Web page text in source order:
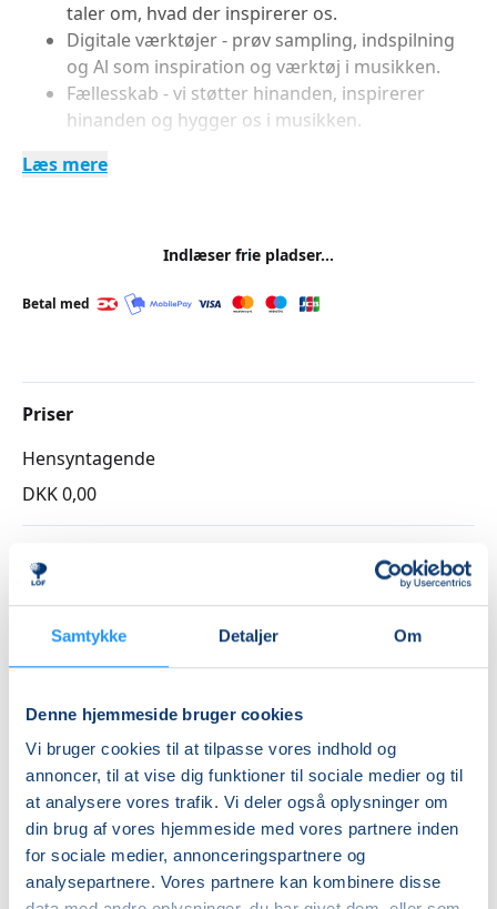
Samtykke Detaljer Om
Denne hjemmeside bruger cookies
Vi bruger cookies til at tilpasse vores indhold og
annoncer, til at vise dig funktioner til sociale medier og til
at analysere vores trafik. Vi deler også oplysninger om
din brug af vores hjemmeside med vores partnere inden
for sociale medier, annonceringspartnere og
analysepartnere. Vores partnere kan kombinere disse
taler om, hvad der inspirerer os.
Digitale værktøjer - prøv sampling, indspilning
og Al som inspiration og værktøj i musikken.
Fællesskab - vi støtter hinanden, inspirerer
hinanden og hygger os i musikken.
Sådan foregår det:
finder vores instrumenter og ideer frem. Nogle
vi noget helt nyt. Vi lytter til musik, snakker om den -
Her er plads til alle niveauer og musiksmage. Vi
mødes i et lille hold, hvor der både er pauser og plads
med til at skabe musik på din måde.
Læs mere
Indlæser frie pladser...
Betal med
Priser
Hensyntagende
DKK 0,00
2621040
Første mødegang
onsdag 26.08.2026, kl. 13.30 - 16.00
Sidste mødegang
onsdag 16.12.2026, kl. 13.30 - 16.00
Antal mødegange
16
mødegange
Adresse